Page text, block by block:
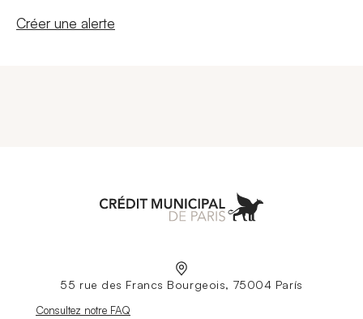
Nouvelle fenêtre
Créer une alerte
55 rue des Francs Bourgeois, 75004 París
Nouvelle fenêtre
Consultez notre FAQ